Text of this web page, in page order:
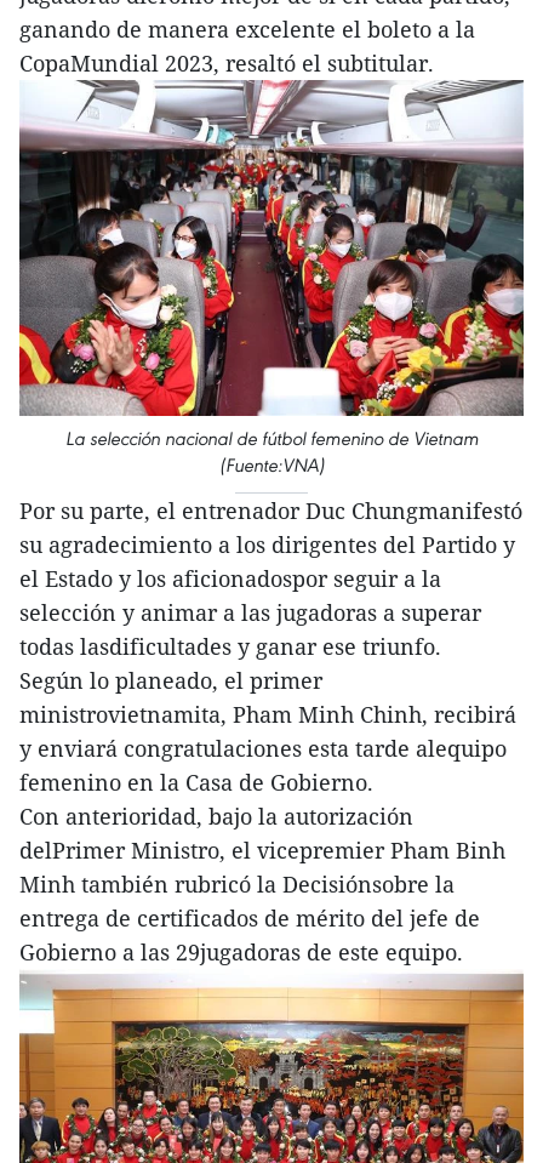
ganando de manera excelente el boleto a la
CopaMundial 2023, resaltó el subtitular.
La selección nacional de fútbol femenino de Vietnam
(Fuente:VNA)
Por su parte, el entrenador Duc Chungmanifestó
su agradecimiento a los dirigentes del Partido y
el Estado y los aficionadospor seguir a la
selección y animar a las jugadoras a superar
todas lasdificultades y ganar ese triunfo.
Según lo planeado, el primer
ministrovietnamita, Pham Minh Chinh, recibirá
y enviará congratulaciones esta tarde alequipo
femenino en la Casa de Gobierno.
Con anterioridad, bajo la autorización
delPrimer Ministro, el vicepremier Pham Binh
Minh también rubricó la Decisiónsobre la
entrega de certificados de mérito del jefe de
Gobierno a las 29jugadoras de este equipo.